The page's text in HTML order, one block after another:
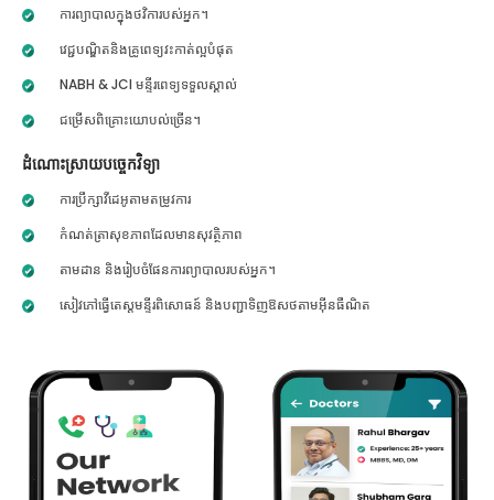
ការព្យាបាលក្នុងថវិការបស់អ្នក។
វេជ្ជបណ្ឌិតនិងគ្រូពេទ្យវះកាត់ល្អបំផុត
NABH & JCI មន្ទីរពេទ្យទទួលស្គាល់
ជម្រើសពិគ្រោះយោបល់ច្រើន។
ដំណោះស្រាយបច្ចេកវិទ្យា
ការប្រឹក្សាវីដេអូតាមតម្រូវការ
កំណត់ត្រាសុខភាពដែលមានសុវត្ថិភាព
តាមដាន និងរៀបចំផែនការព្យាបាលរបស់អ្នក។
សៀវភៅធ្វើតេស្តមន្ទីរពិសោធន៍ និងបញ្ជាទិញឱសថតាមអ៊ីនធឺណិត